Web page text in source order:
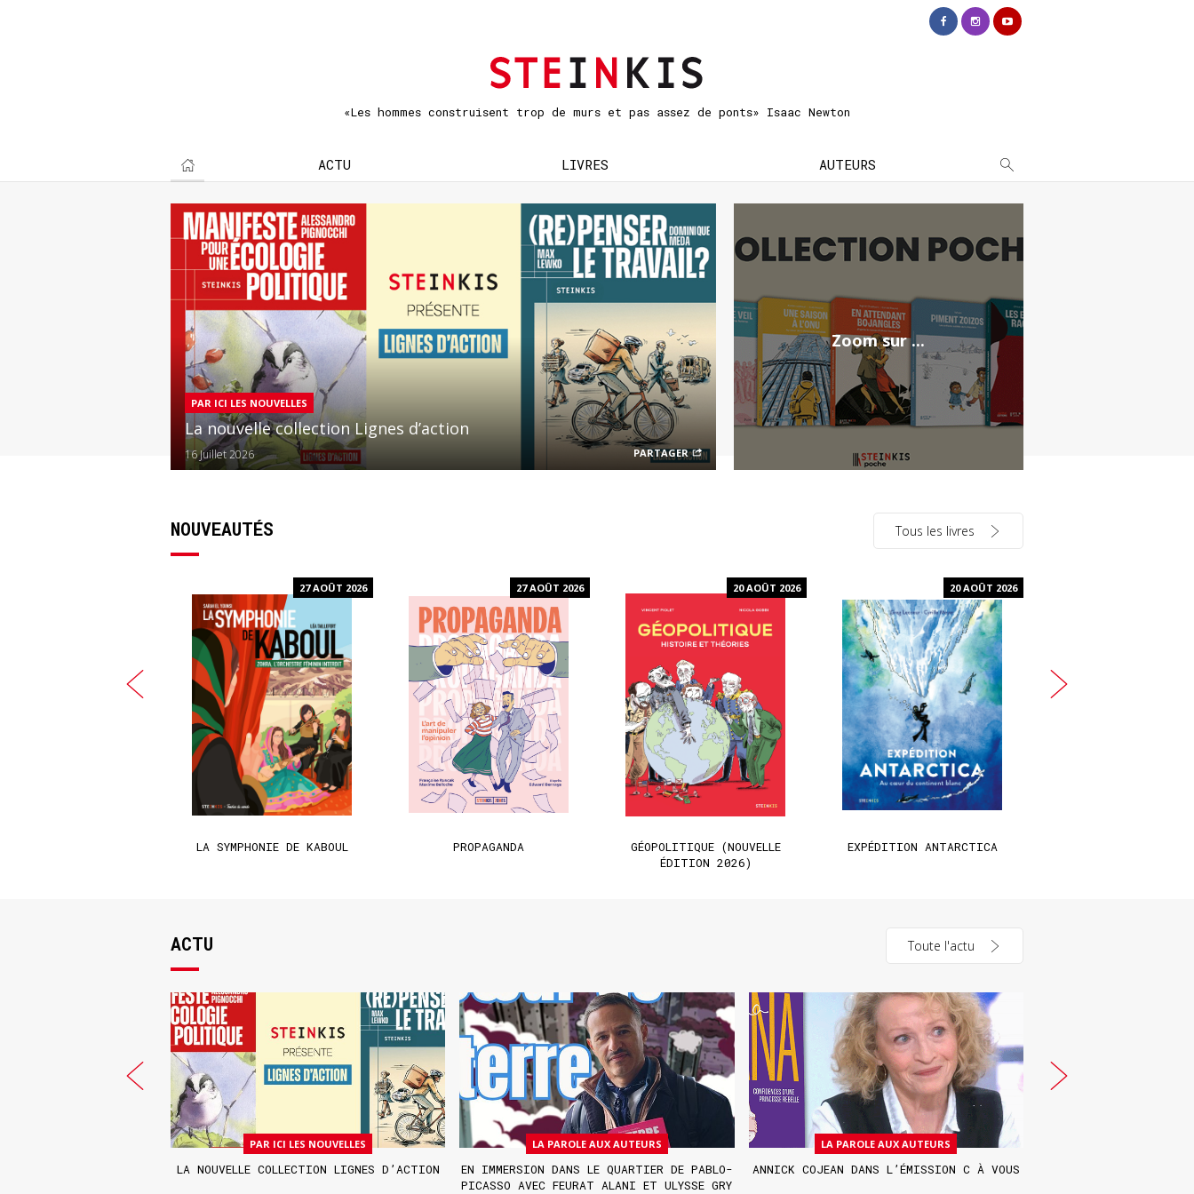
«Les hommes construisent trop de murs et pas assez de ponts» Isaac Newton
ACTU LIVRES AUTEURS
PAR ICI LES NOUVELLES
La nouvelle collection Lignes d’action
16 Juillet 2026 PARTAGER
Zoom sur ...
NOUVEAUTÉS
27 AOÛT 2026
LA SYMPHONIE DE KABOUL
27 AOÛT 2026
PROPAGANDA
20 AOÛT 2026
GÉOPOLITIQUE (NOUVELLE
ÉDITION 2026)
20 AOÛT 2026
EXPÉDITION ANTARCTICA
Tous les livres
ACTU
PAR ICI LES NOUVELLES
LA NOUVELLE COLLECTION LIGNES D’ACTION
LA PAROLE AUX AUTEURS
EN IMMERSION DANS LE QUARTIER DE PABLO-
PICASSO AVEC FEURAT ALANI ET ULYSSE GRY
LA PAROLE AUX AUTEURS
ANNICK COJEAN DANS L’ÉMISSION C À VOUS
Toute l'actu